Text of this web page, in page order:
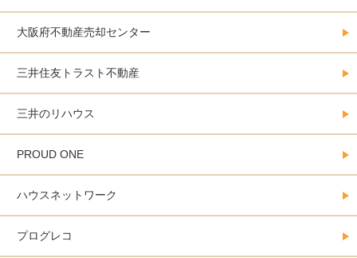
大阪府不動産売却センター
三井住友トラスト不動産
三井のリハウス
PROUD ONE
ハウスネットワーク
プログレコ